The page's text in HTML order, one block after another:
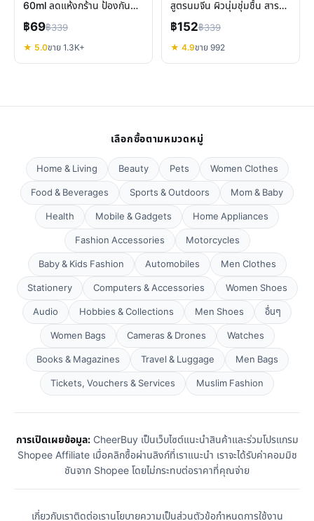
60ml ลดแห้งกร้าน ป้องกัน
รอยแตกลาย
฿69฿339
★ 5.0ขาย 1.3K+
สูตรนมจีน ผิวนุ่มชุ่มชื้น สาร
สกัดจากพืช
฿152฿339
★ 4.9ขาย 992
เลือกซื้อตามหมวดหมู่
Home & Living Beauty Pets
Women Clothes
Food & Beverages
Sports & Outdoors
Mom & Baby
Health
Mobile & Gadgets
Home Appliances
Fashion Accessories
Motorcycles
Baby & Kids Fashion
Automobiles
Men Clothes
Stationery
Computers & Accessories
Women Shoes
Audio
Hobbies & Collections Men Shoes
อื่นๆ
Women Bags
Cameras & Drones
Watches
Books & Magazines
Travel & Luggage
Men Bags
Tickets, Vouchers & Services
Muslim Fashion
การเปิดเผยข้อมูล:CheerBuy เป็นเว็บไซต์แนะนำสินค้าและร่วมโปรแกรม
Shopee Affiliate เมื่อคลิกซื้อผ่านลิงก์ที่เราแนะนำ เราจะได้รับค่าคอมมิช
ชันจาก Shopee โดยไม่กระทบต่อราคาที่คุณจ่าย
เกี่ยวกับเราติดต่อเรานโยบายความเป็นส่วนตัวข้อกำหนดการใช้งาน